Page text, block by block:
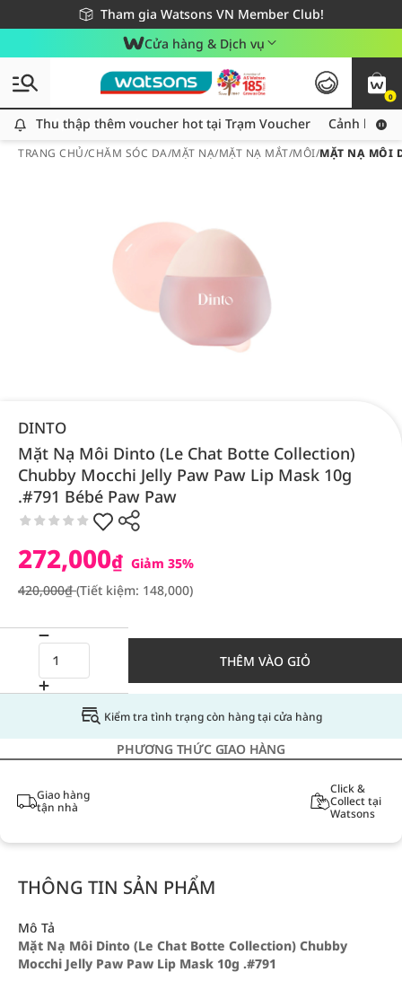
Tham gia Watsons VN Member Club!
Miễn phí giao hàng cho đơn hàng từ 249,000Đ
Giao hàng nhanh 24h - Áp dụng khu vực TP. Hồ Chí Minh
Cửa hàng & Dịch vụ
0
Thu thập thêm voucher hot tại Trạm Voucher
Thu thập thêm voucher hot tại Trạm Voucher Cảnh báo
TRANG CHỦ/CHĂM SÓC DA/MẶT NẠ/MẶT NẠ MẮT/MÔI/MẶT NẠ MÔI
DINTO
Mặt Nạ Môi Dinto (Le Chat Botte Collection)
Chubby Mocchi Jelly Paw Paw Lip Mask 10g
.#791 Bébé Paw Paw
272,000₫ Giảm 35%
420,000₫(Tiết kiệm: 148,000)
THÊM VÀO GIỎ
Kiểm tra tình trạng còn hàng tại cửa hàng
PHƯƠNG THỨC GIAO HÀNG
Giao hàng
tận nhà
Click &
Collect tại
Watsons
THÔNG TIN SẢN PHẨM
Mô Tả
Mặt Nạ Môi Dinto (Le Chat Botte Collection) Chubby
Mocchi Jelly Paw Paw Lip Mask 10g .#791